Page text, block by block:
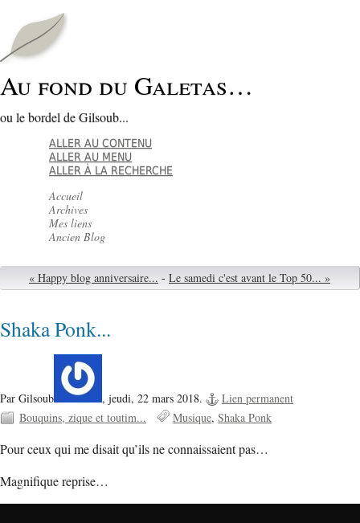
Au fond du Galetas…
ou le bordel de Gilsoub...
ALLER AU CONTENU
ALLER AU MENU
ALLER À LA RECHERCHE
Accueil
Archives
Mes liens
Ancien Blog
« Happy blog anniversaire... - Le samedi c'est avant le Top 50... »
Shaka Ponk...
Par Gilsoub , jeudi, 22 mars 2018.
Lien permanent
Bouquins, zique et toutim...
Musique Shaka Ponk
Pour ceux qui me disait qu’ils ne connaissaient pas…
Magnifique reprise…